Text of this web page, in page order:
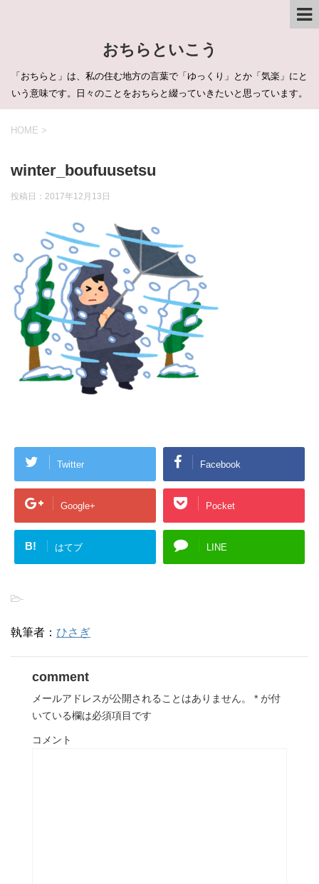
おちらといこう
「おちらと」は、私の住む地方の言葉で「ゆっくり」とか「気楽」にと
いう意味です。日々のことをおちらと綴っていきたいと思っています。
HOME >
winter_boufuusetsu
投稿日： 2017年12月13日
Twitter Facebook
Google+ Pocket
B! はてブ LINE
-
執筆者： ひさぎ
comment
メールアドレスが公開されることはありません。 * が付
いている欄は必須項目です
コメント